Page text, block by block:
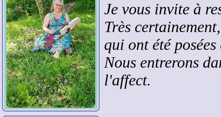
Je vous invite à
Très
qui ont été
Nous entrerons
l'affect.